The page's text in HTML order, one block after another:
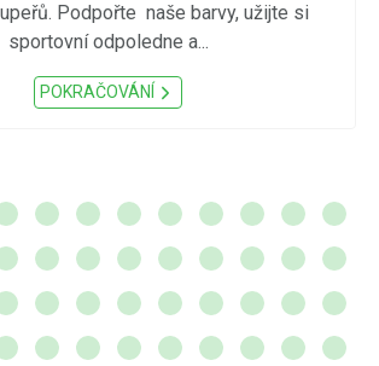
Podpořte naše barvy, užijte si
sportovní odpoledne a...
POKRAČOVÁNÍ